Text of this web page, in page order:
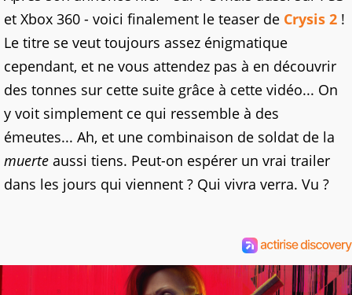
et Xbox 360 - voici finalement le teaser de Crysis 2 !
Le titre se veut toujours assez énigmatique
cependant, et ne vous attendez pas à en découvrir
des tonnes sur cette suite grâce à cette vidéo... On
y voit simplement ce qui ressemble à des
émeutes... Ah, et une combinaison de soldat de la
muerte aussi tiens. Peut-on espérer un vrai trailer
dans les jours qui viennent ? Qui vivra verra. Vu ?